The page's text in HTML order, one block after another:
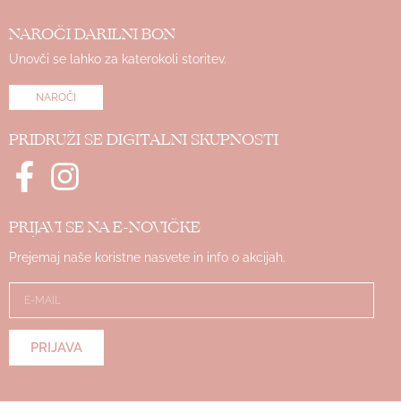
NAROČI DARILNI BON
Unovči se lahko za katerokoli storitev.
NAROČI
PRIDRUŽI SE DIGITALNI SKUPNOSTI
PRIJAVI SE NA E-NOVIČKE
Prejemaj naše koristne nasvete in info o akcijah.
PRIJAVA